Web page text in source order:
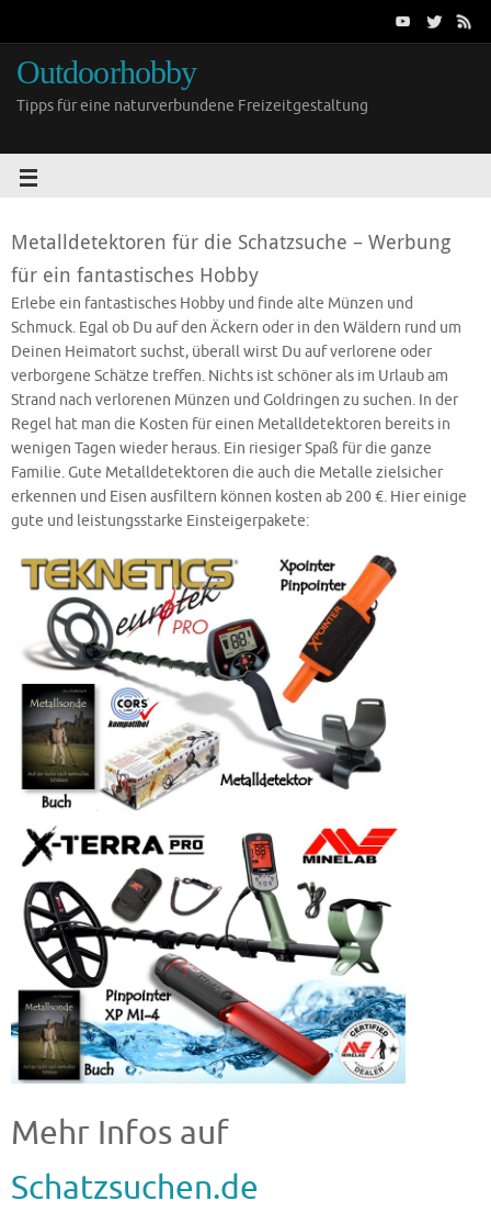
Outdoorhobby
Tipps für eine naturverbundene Freizeitgestaltung
Metalldetektoren für die Schatzsuche – Werbung
für ein fantastisches Hobby
Erlebe ein fantastisches Hobby und finde alte Münzen und
Schmuck. Egal ob Du auf den Äckern oder in den Wäldern rund um
Deinen Heimatort suchst, überall wirst Du auf verlorene oder
verborgene Schätze treffen. Nichts ist schöner als im Urlaub am
Strand nach verlorenen Münzen und Goldringen zu suchen. In der
Regel hat man die Kosten für einen Metalldetektoren bereits in
wenigen Tagen wieder heraus. Ein riesiger Spaß für die ganze
Familie. Gute Metalldetektoren die auch die Metalle zielsicher
erkennen und Eisen ausfiltern können kosten ab 200 €. Hier einige
gute und leistungsstarke Einsteigerpakete:
Mehr Infos auf
Schatzsuchen.de